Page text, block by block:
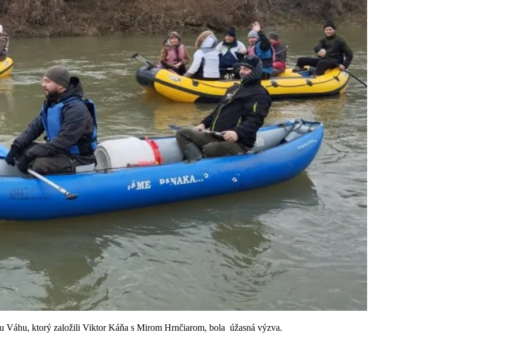
Váhu, ktorý založili Viktor Káňa s Mirom Hrnčiarom, bola úžasná výzva.